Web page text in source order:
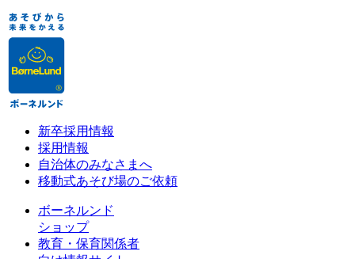
新卒採用情報
採用情報
自治体のみなさまへ
移動式あそび場のご依頼
ボーネルンド
ショップ
教育・保育関係者